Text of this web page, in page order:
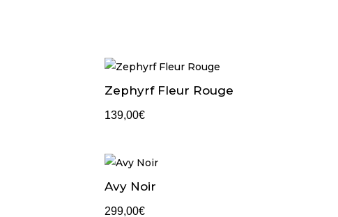
Zephyrf Fleur Rouge
139,00€
Avy Noir
299,00€